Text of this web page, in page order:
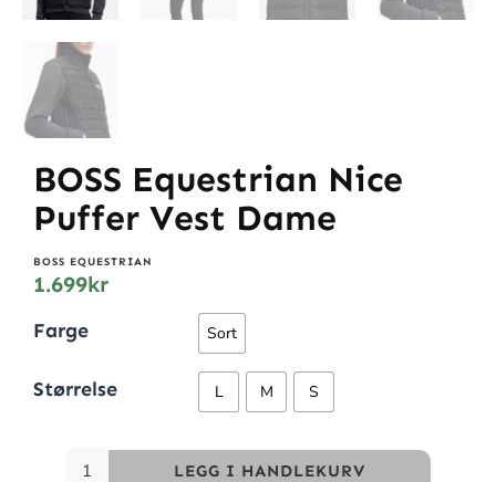
BOSS Equestrian Nice
Puffer Vest Dame
BOSS EQUESTRIAN
1.699kr
Farge Sort
Størrelse L M S
LEGG I HANDLEKURV